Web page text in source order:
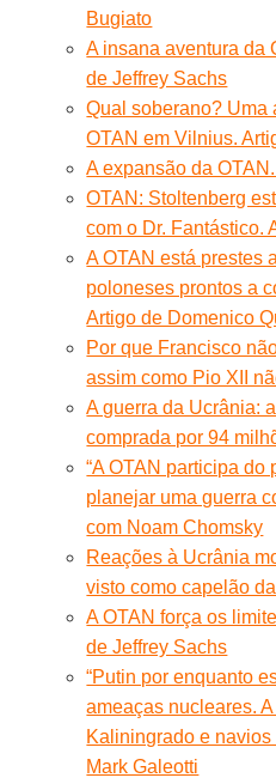
Bugiato
A insana aventura da
de Jeffrey Sachs
Qual soberano? Uma
OTAN em Vilnius.
A expansão da
OTAN: Stoltenberg
com o Dr. Fantástico.
A OTAN está prestes
poloneses prontos a
Artigo de Domenico
Por que Francisco
assim como Pio XII
A guerra da Ucrânia:
comprada por 94
“A OTAN participa
planejar uma guerra
com Noam Chomsky
Reações à Ucrânia
visto como capelão
A OTAN força os
de Jeffrey Sachs
“Putin por enquanto
ameaças nucleares.
Kaliningrado e navios
Mark Galeotti